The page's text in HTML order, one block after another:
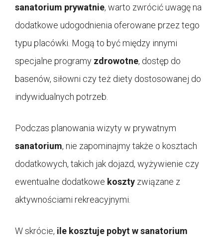
sanatorium prywatnie, warto zwrócić uwagę na
dodatkowe udogodnienia oferowane przez tego
typu placówki. Mogą to być między innymi
specjalne programy zdrowotne, dostęp do
basenów, siłowni czy też diety dostosowanej do
indywidualnych potrzeb.
Podczas planowania wizyty w prywatnym
sanatorium, nie zapominajmy także o kosztach
dodatkowych, takich jak dojazd, wyżywienie czy
ewentualne dodatkowe koszty związane z
aktywnościami rekreacyjnymi.
W skrócie, ile kosztuje pobyt w sanatorium